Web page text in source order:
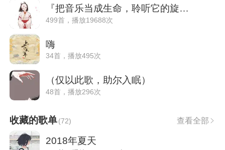
『把音乐当成生命，聆听它的旋律』
499首，播放19688次
嗨
34首，播放495次
（仅以此歌，助尔入眠）
48首，播放296次
收藏的歌单(72) 查看全部
2018年夏天